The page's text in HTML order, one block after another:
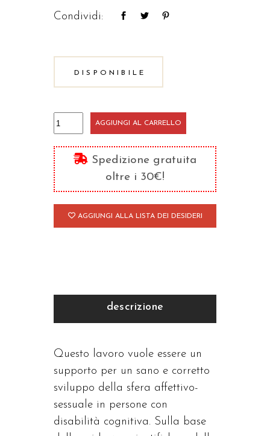
Condividi:
DISPONIBILE
Costruire
buone
e
possibili
carezze
quantità
AGGIUNGI AL CARRELLO
Spedizione gratuita
oltre i 30€!
AGGIUNGI ALLA LISTA DEI DESIDERI
descrizione
Questo lavoro vuole essere un
supporto per un sano e corretto
sviluppo della sfera affettivo-
sessuale in persone con
disabilità cognitiva. Sulla base